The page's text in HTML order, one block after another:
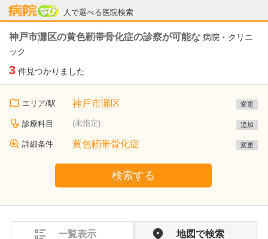
人で選べる医院検索
病院なび
神戸市灘区の黄色靭帯骨化症の診察が可能な 病院・クリニ
ック
3 件見つかりました
エリア/駅 神戸市灘区 変更
診療科目 (未指定) 追加
詳細条件 黄色靭帯骨化症 変更
検索する
一覧表示 地図で検索